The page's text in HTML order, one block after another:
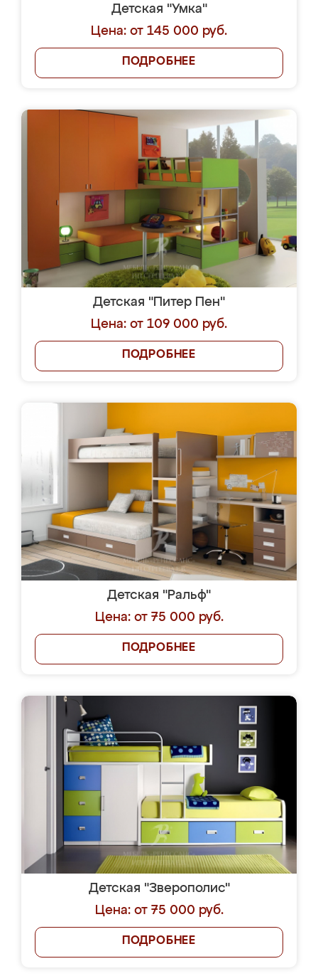
Детская "Умка"
Цена: от 145 000 руб.
ПОДРОБНЕЕ
Детская "Питер Пен"
Цена: от 109 000 руб.
ПОДРОБНЕЕ
Детская "Ральф"
Цена: от 75 000 руб.
ПОДРОБНЕЕ
Детская "Зверополис"
Цена: от 75 000 руб.
ПОДРОБНЕЕ